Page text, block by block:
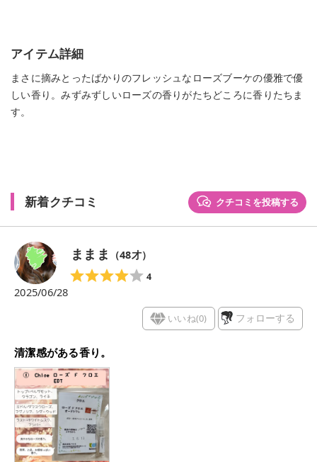
アイテム詳細
まさに摘みとったばかりのフレッシュなローズブーケの優雅で優
しい香り。みずみずしいローズの香りがたちどころに香りたちま
す。
新着クチコミ クチコミを投稿する
ままま （48才）
4
2025/06/28
いいね(0) フォローする
清潔感がある香り。